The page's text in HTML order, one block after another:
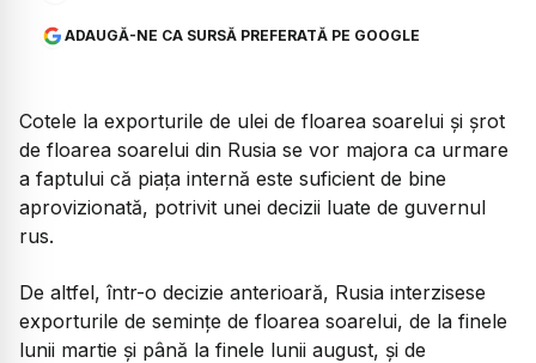
ADAUGĂ-NE CA SURSĂ PREFERATĂ PE GOOGLE
Cotele la exporturile de ulei de floarea soarelui şi şrot
de floarea soarelui din Rusia se vor majora ca urmare
a faptului că piaţa internă este suficient de bine
aprovizionată, potrivit unei decizii luate de guvernul
rus.
De altfel, într-o decizie anterioară, Rusia interzisese
exporturile de seminţe de floarea soarelui, de la finele
lunii martie şi până la finele lunii august, şi de